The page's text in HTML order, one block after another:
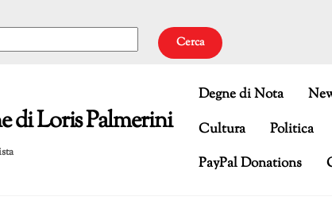
Cerca
di Loris Palmerini
Degne di Nota
Cultura
Politica
PayPal Donations